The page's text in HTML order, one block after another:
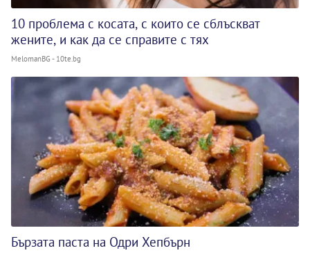
10 проблема с косата, с които се сблъскват
жените, и как да се справите с тях
MelomanBG - 10te.bg
Бързата паста на Одри Хепбърн